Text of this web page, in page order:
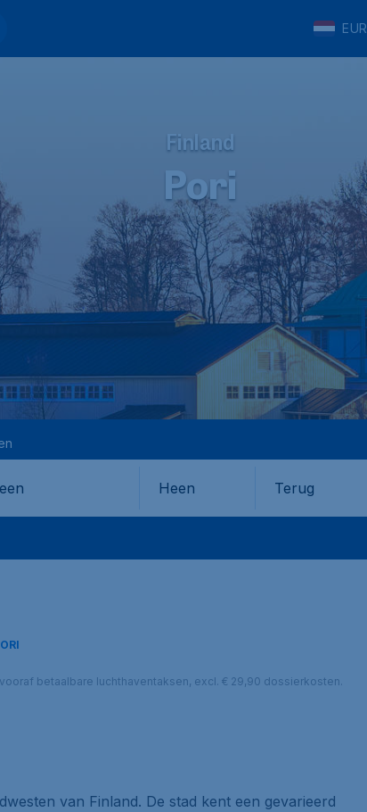
EUR
Finland
Pori
Heen Terug
betaalbare luchthaventaksen, excl. € 29,90 dossierkosten.
van Finland. De stad kent een gevarieerd